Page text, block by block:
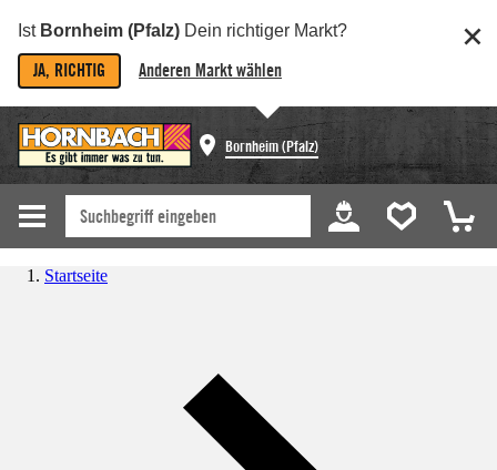
Ist Bornheim (Pfalz) Dein richtiger Markt?
JA, RICHTIG Anderen Markt wählen
Bornheim (Pfalz)
Startseite